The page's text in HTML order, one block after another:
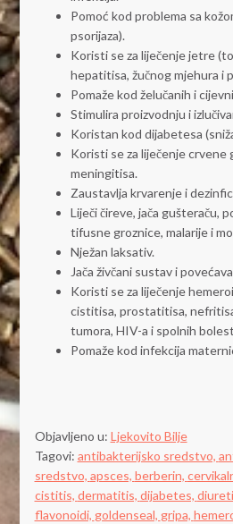
Pomoć kod problema sa
psorijaza).
Koristi se za liječenje jetre
hepatitisa, žučnog mjehura i
Pomaže kod želučanih i
Stimulira proizvodnju i
Koristan kod dijabetesa
Koristi se za liječenje crvene
meningitisa.
Zaustavlja krvarenje i
Liječi čireve, jača gušteraču,
tifusne groznice, malarije i
Nježan laksativ.
Jača živčani sustav i
Koristi se za liječenje
cistitisa, prostatitisa,
tumora, HIV-a i spolnih
Pomaže kod infekcija
Objavljeno u: Ljekovito Bilje
Tagovi: antibakterijsko sredstvo,
sredstvo, apsces, berberin,
cistitis, dermatitis, dijabetes,
flavonoidi, goldenseal, gripa,